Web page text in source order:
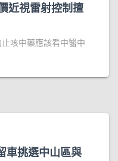
近視雷射控制擅
咳中藥應該看中醫中
車挑選中山區與